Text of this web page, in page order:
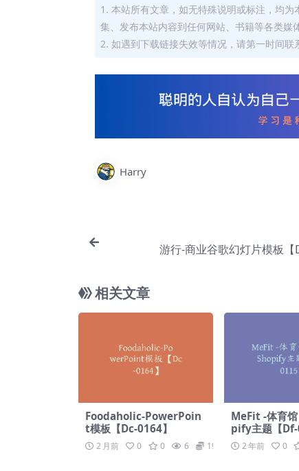
1. 本站所有文章，如无特殊说明或标注，均
集、发布本站内容到任何网站、书籍等各类媒
2. 如遇到下载链接失效等情况，请第一时间联
Harry
游行-商业谷歌幻灯片模板【
相关文章
Foodaholic-PowerPoin
t模板【Dc-0164】
2 月前 0 0 6 19.9
MeFit -体育
pify主题【Df-
2 年前 0